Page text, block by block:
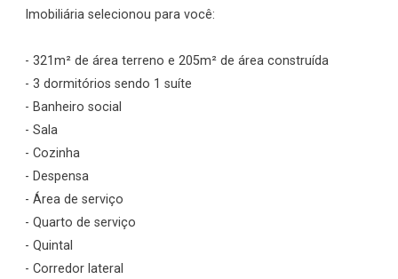
Imobiliária selecionou para você:
- 321m² de área terreno e 205m² de área construída
- 3 dormitórios sendo 1 suíte
- Banheiro social
- Sala
- Cozinha
- Despensa
- Área de serviço
- Quarto de serviço
- Quintal
- Corredor lateral